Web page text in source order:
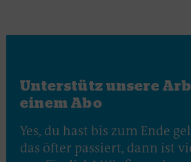
Unterstütz unsere
einem Abo
Yes, du hast bis zum Ende
das öfter passiert, dann ist